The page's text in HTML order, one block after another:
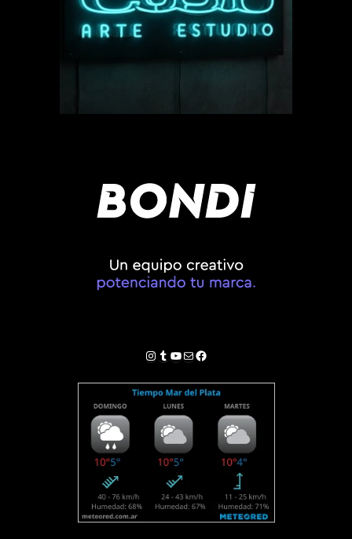
Instagram
Tumblr
YouTube
Correo electrónico
Facebook